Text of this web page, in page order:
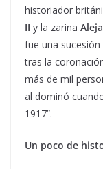
historiador
II y la zarina
fue una
tras la
más de mil
al dominó
1917”.
Un poco de